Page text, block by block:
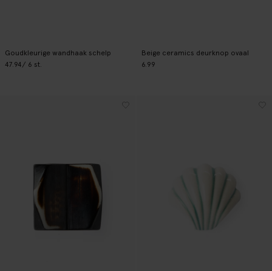
Goudkleurige wandhaak schelp
47.94/ 6 st.
Beige ceramics deurknop ovaal
6.99